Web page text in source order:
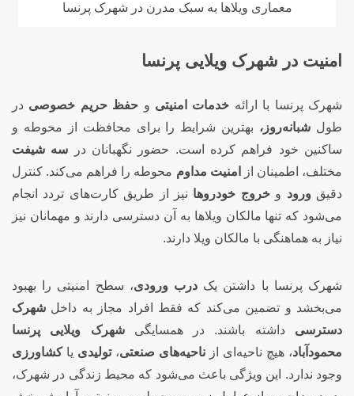
معماری ویلاها به سبک مدرن در شهرک پرنسا
امنیت در شهرک ویلایی پرنسا
شهرک پرنسا با ارائه خدمات امنیتی و حفظ حریم خصوصی در
طول شبانه‌روز، بهترین شرایط را برای محافظت از محوطه و
ساکنین خود فراهم کرده است. حضور نگهبانان در سه شیفت
مختلف، اطمینان از
امنیت مداوم محوطه را فراهم می‌کند. کنترل
دقیق ورود وخروج خودروها نیز از طریق کارت‌های تردد انجام
می‌شود که تنها مالکان ویلاها به آن دسترسی دارند و مهمانان نیز
نیاز به هماهنگی با مالکان ویلا دارند.
شهرک پرنسا با داشتن یک درب ورودی، سطح امنیتی را بهبود
می‌بخشد و تضمین می‌کند که فقط افراد مجاز به داخل شهرک
دسترسی داشته باشند. در همسایگیشهرک ویلایی پرنسا
محمودآباد، هیچ ناحیه‌ای از ناحیه‌های صنعتی،تولیدی یاکشاورزی
وجود ندارد. این ویژگی باعث می‌شود که محیط زندگی در شهرک،